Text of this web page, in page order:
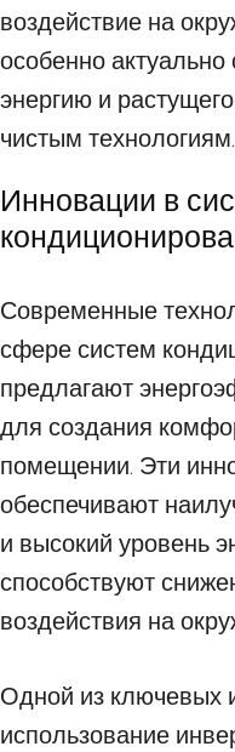
воздействие на
особенно
энергию и
чистым технологиям.
Инновации в
Современные
сфере систем
предлагают
для создания
помещении. Эти
обеспечивают
и высокий уровень
способствуют
воздействия на
Одной из ключевых
использование